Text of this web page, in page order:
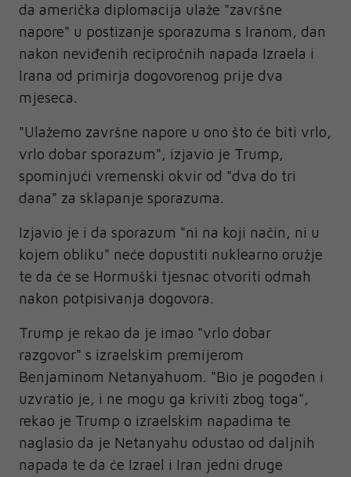
da američka diplomacija ulaže "završne
napore" u postizanje sporazuma s Iranom, dan
nakon neviđenih recipročnih napada Izraela i
Irana od primirja dogovorenog prije dva
mjeseca.
"Ulažemo završne napore u ono što će biti vrlo,
vrlo dobar sporazum", izjavio je Trump,
spominjući vremenski okvir od "dva do tri
dana" za sklapanje sporazuma.
Izjavio je i da sporazum "ni na koji način, ni u
kojem obliku" neće dopustiti nuklearno oružje
te da će se Hormuški tjesnac otvoriti odmah
nakon potpisivanja dogovora.
Trump je rekao da je imao "vrlo dobar
razgovor" s izraelskim premijerom
Benjaminom Netanyahuom. "Bio je pogođen i
uzvratio je, i ne mogu ga kriviti zbog toga",
rekao je Trump o izraelskim napadima te
naglasio da je Netanyahu odustao od daljnih
napada te da će Izrael i Iran jedni druge